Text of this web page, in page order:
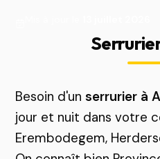
Besoin d'unserrurier à
jour et nuit dans votre
Erembodegem,